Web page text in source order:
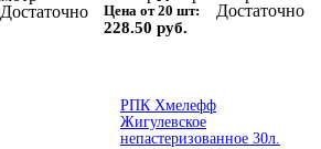
Достаточно Цена от 20 шт:
228.50 руб.
Достаточно
РПК Хмелефф
Жигулевское
непастеризованное 30л.